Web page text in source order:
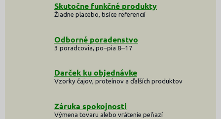
Skutočne funkčné produkty
Žiadne placebo, tisíce referencií
Odborné poradenstvo
3 poradcovia, po–pia 8–17
Darček ku objednávke
Vzorky čajov, proteínov a ďalších produktov
Záruka spokojnosti
Výmena tovaru alebo vrátenie peňazí